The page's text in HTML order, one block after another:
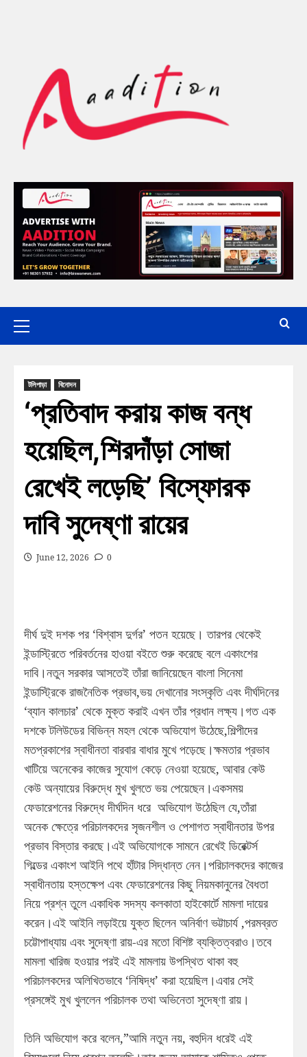
টলিপাড়া বিনোদন
‘প্রতিবাদ করায় কাজ বন্ধ
হয়েছিল,শিরদাঁড়া সোজা
রেখেই লড়েছি’ বিস্ফোরক
দাবি সুদেষ্ণা রায়ের
June 12, 2026 0
দীর্ঘ দুই দশক পর ‘বিশ্বাস দুর্গর’ পতন হয়েছে। তারপর থেকেই
ইন্ডাস্ট্রিতে পরিবর্তনের হাওয়া বইতে শুরু করেছে বলে একাংশের
দাবি।নতুন সরকার আসতেই তাঁরা জানিয়েছেন বাংলা সিনেমা
ইন্ডাস্ট্রিকে রাজনৈতিক প্রভাব,ভয় দেখানোর সংস্কৃতি এবং দীর্ঘদিনের
‘ব্যান কালচার’ থেকে মুক্ত করাই এখন তাঁর প্রধান লক্ষ্য।গত এক
দশকে টলিউডের বিভিন্ন মহল থেকে অভিযোগ উঠেছে,শিল্পীদের
মতপ্রকাশের স্বাধীনতা বারবার বাধার মুখে পড়েছে।ক্ষমতার প্রভাব
খাটিয়ে অনেকের কাজের সুযোগ কেড়ে নেওয়া হয়েছে, আবার কেউ
কেউ অন্যায়ের বিরুদ্ধে মুখ খুলতে ভয় পেয়েছেন।একসময়
ফেডারেশনের বিরুদ্ধে দীর্ঘদিন ধরে অভিযোগ উঠেছিল যে,তাঁরা
অনেক ক্ষেত্রে পরিচালকদের সৃজনশীল ও পেশাগত স্বাধীনতার উপর
প্রভাব বিস্তার করছে।এই অভিযোগকে সামনে রেখেই ডিরেক্টর্স
গিল্ডের একাংশ আইনি পথে হাঁটার সিদ্ধান্ত নেন।পরিচালকদের কাজের
স্বাধীনতায় হস্তক্ষেপ এবং ফেডারেশনের কিছু নিয়মকানুনের বৈধতা
নিয়ে প্রশ্ন তুলে একাধিক সদস্য কলকাতা হাইকোর্টে মামলা দায়ের
করেন।এই আইনি লড়াইয়ে যুক্ত ছিলেন অনির্বাণ ভট্টাচার্য ,পরমব্রত
চট্টোপাধ্যায় এবং সুদেষ্ণা রায়-এর মতো বিশিষ্ট ব্যক্তিত্বরাও।তবে
মামলা খারিজ হওয়ার পরই এই মামলায় উপস্থিত থাকা বহু
পরিচালকদের অলিখিতভাবে ‘নিষিদ্ধ’ করা হয়েছিল।এবার সেই
প্রসঙ্গেই মুখ খুললেন পরিচালক তথা অভিনেতা সুদেষ্ণা রায়।
তিনি অভিযোগ করে বলেন,”আমি নতুন নয়, বহুদিন ধরেই এই